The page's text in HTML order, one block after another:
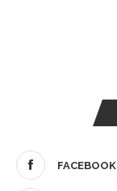
FACEBOOK